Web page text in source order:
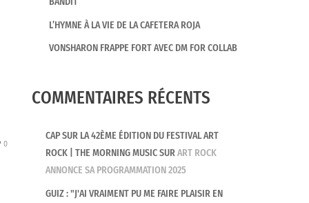
0
L’HYMNE À LA VIE DE LA CAFETERA ROJA
VONSHARON FRAPPE FORT AVEC DM FOR COLLAB
COMMENTAIRES RÉCENTS
CAP SUR LA 42ÈME ÉDITION DU FESTIVAL ART
ROCK | THE MORNING MUSICSURART ROCK
ANNONCE SA PROGRAMMATION 2025
GUIZ : "J'AI VRAIMENT PU ME FAIRE PLAISIR EN